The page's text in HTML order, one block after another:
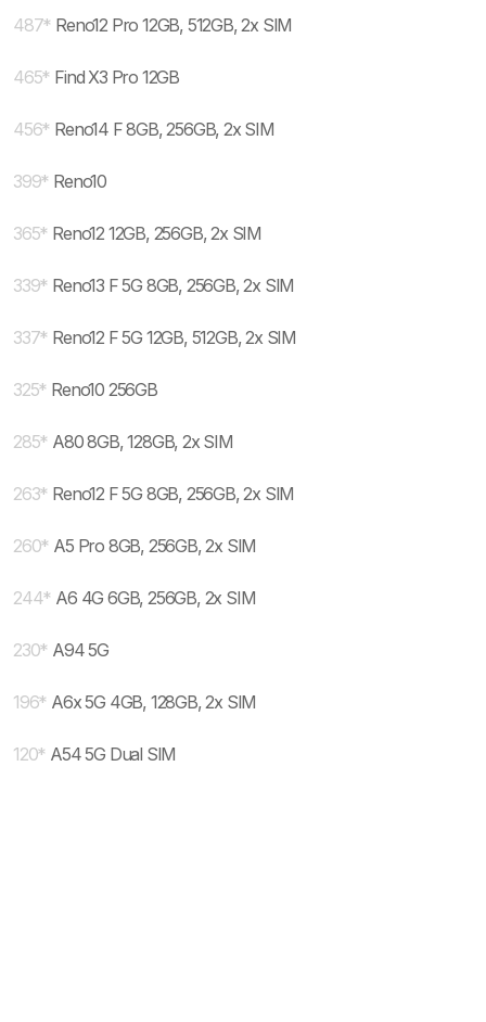
487* Reno12 Pro 12GB, 512GB, 2x SIM
465* Find X3 Pro 12GB
456* Reno14 F 8GB, 256GB, 2x SIM
399* Reno10
365* Reno12 12GB, 256GB, 2x SIM
339* Reno13 F 5G 8GB, 256GB, 2x SIM
337* Reno12 F 5G 12GB, 512GB, 2x SIM
325* Reno10 256GB
285* A80 8GB, 128GB, 2x SIM
263* Reno12 F 5G 8GB, 256GB, 2x SIM
260* A5 Pro 8GB, 256GB, 2x SIM
244* A6 4G 6GB, 256GB, 2x SIM
230* A94 5G
196* A6x 5G 4GB, 128GB, 2x SIM
120* A54 5G Dual SIM